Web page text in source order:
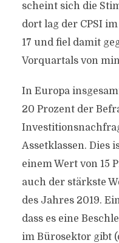
scheint sich die
dort lag der CPSI
17 und fiel damit
Vorquartals von
In Europa
20 Prozent der
Assetklassen. Dies
einem Wert von 15
auch der stärkste
des Jahres 2019.
dass es eine
im Bürosektor gibt